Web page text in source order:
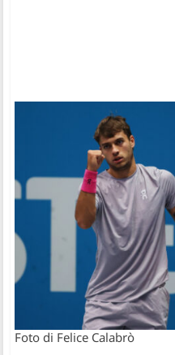
Foto di Felice Calabrò